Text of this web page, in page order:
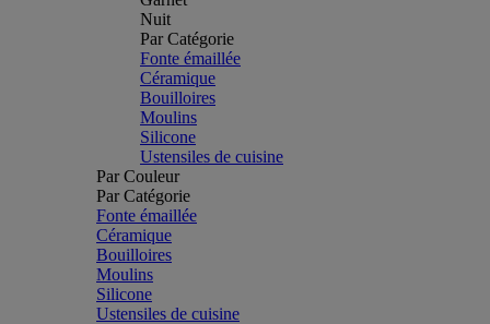
Nuit
Par Catégorie
Fonte émaillée
Céramique
Bouilloires
Moulins
Silicone
Ustensiles de cuisine
Par Couleur
Par Catégorie
Fonte émaillée
Céramique
Bouilloires
Moulins
Silicone
Ustensiles de cuisine